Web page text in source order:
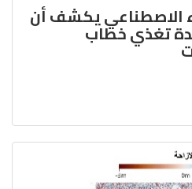
الاصطناعي يكشف أن
تغذي خطاب